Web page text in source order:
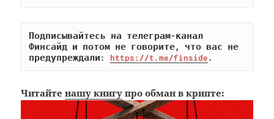
Подписывайтесь на телеграм-канал
Финсайд и потом не говорите, что вас не
предупреждали: https://t.me/finside.
Читайтенашу книгу про обман в крипте: